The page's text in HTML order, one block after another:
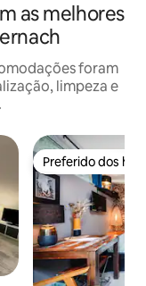
as melhores
foram
limpeza e
Preferido dos
Preferido dos